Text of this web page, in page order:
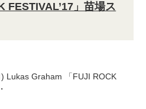
」苗場ス
Lukas Graham 「FUJI ROCK